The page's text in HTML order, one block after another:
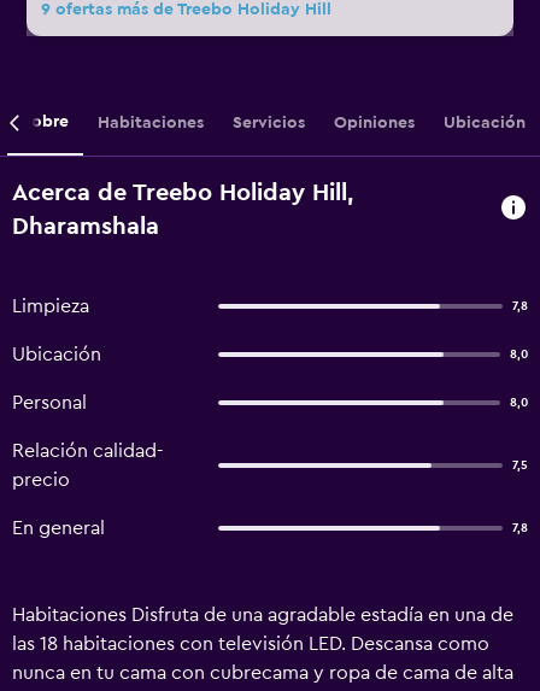
9 ofertas más de Treebo Holiday Hill
Sobre Habitaciones Servicios Opiniones Ubicación
Acerca de Treebo Holiday Hill,
Dharamshala
Limpieza 7,8
Ubicación 8,0
Personal 8,0
Relación calidad-
precio
7,5
En general 7,8
Habitaciones Disfruta de una agradable estadía en una de
las 18 habitaciones con televisión LED. Descansa como
nunca en tu cama con cubrecama y ropa de cama de alta